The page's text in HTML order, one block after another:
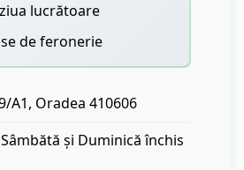
lucrătoare
de feronerie
A1, Oradea 410606
și Duminică închis